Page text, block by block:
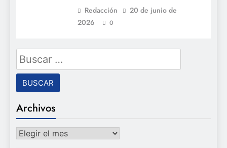
Redacción
20 de junio de
2026
0
Buscar:
Archivos
Archivos